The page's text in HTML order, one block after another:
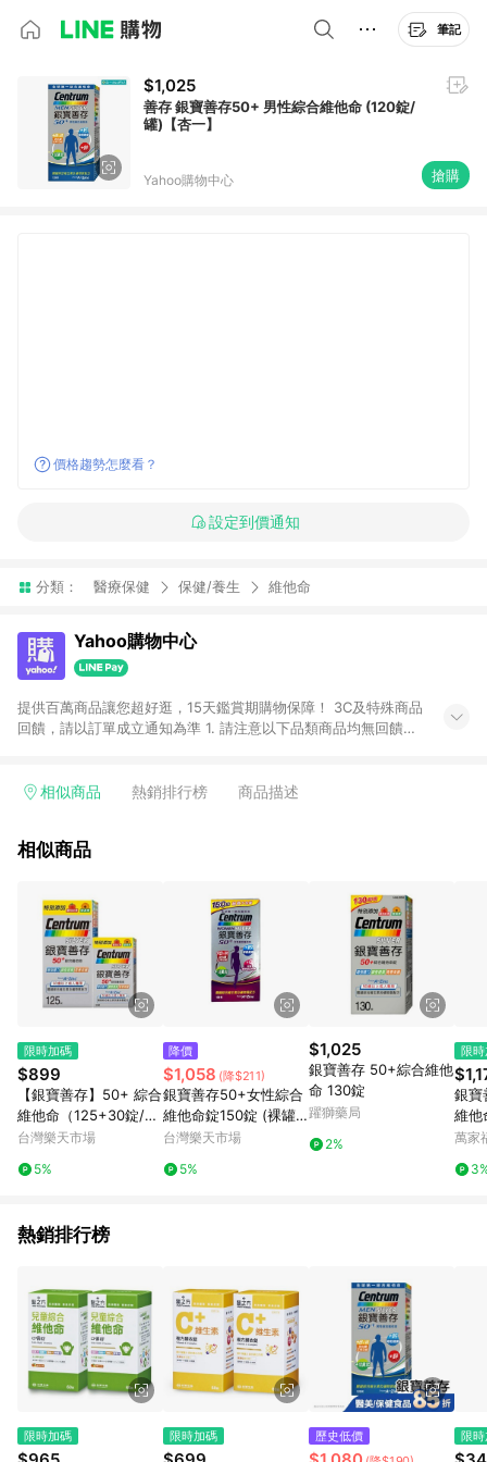
筆記
$1,025
善存 銀寶善存50+ 男性綜合維他命 (120錠/
罐)【杏一】
Yahoo購物中心 搶購
價格趨勢怎麼看？
設定到價通知
分類： 醫療保健 保健/養生 維他命
Yahoo購物中心
提供百萬商品讓您超好逛，15天鑑賞期購物保障！ 3C及特殊商品
回饋，請以訂單成立通知為準 1. 請注意以下品類商品均無回饋：
電玩/遊戲/相機/單眼/鏡頭/拍立得 [2024/6/1起適用] -內接硬
的購回饋活動享Yahoo超贈點回饋者 - 購物中心商店之商品：商
3. 訂單回饋金額將扣除運費/購物金/超贈點/福利金/紅利折抵/折
價券等虛擬貨幣折抵 4. 大宗採購或批發轉賣不具回饋資格： 如
有相關事證認定您為大宗採購、批發轉賣而非最終消費使用者，
相關認定以Yahoo購物中心之認定為準
相似商品 熱銷排行榜 商品描述
相似商品
限時加碼
$899
【銀寶善存】50+ 綜合
維他命（125+30錠/
組）
台灣樂天市場
5%
降價
$1,058 (降$211)
銀寶善存50+女性綜合
維他命錠150錠 (裸罐)
【德芳保健藥妝】
台灣樂天市場
5%
$1,025
銀寶善存 50+綜合維他
命 130錠
躍獅藥局
2%
限
銀寶
維他
萬家
熱銷排行榜
限時加碼 限時加碼 歷史低價 限